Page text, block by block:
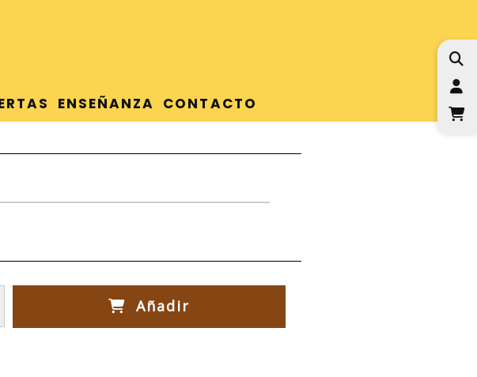
ENSEÑANZA CONTACTO
Añadir